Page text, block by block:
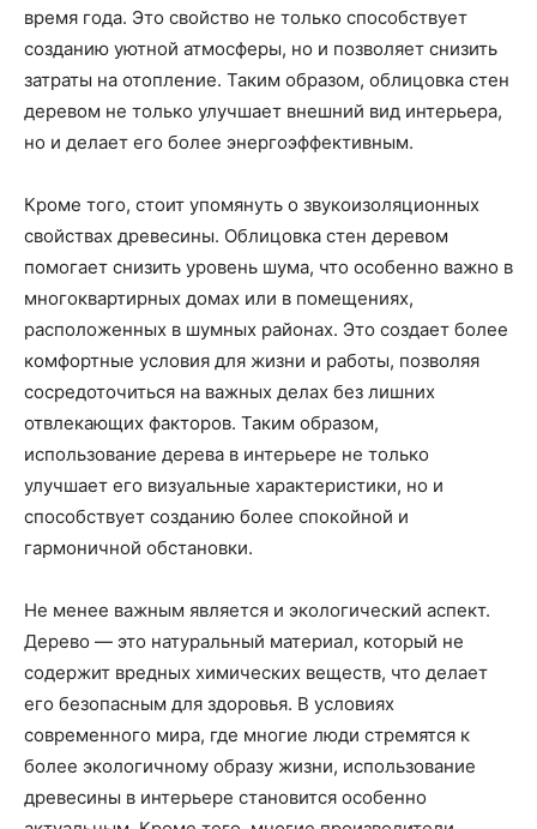
время года. Это свойство не только способствует
созданию уютной атмосферы, но и позволяет снизить
затраты на отопление. Таким образом, облицовка стен
деревом не только улучшает внешний вид интерьера,
но и делает его более энергоэффективным.
Кроме того, стоит упомянуть о звукоизоляционных
свойствах древесины. Облицовка стен деревом
помогает снизить уровень шума, что особенно важно в
многоквартирных домах или в помещениях,
расположенных в шумных районах. Это создает более
комфортные условия для жизни и работы, позволяя
сосредоточиться на важных делах без лишних
отвлекающих факторов. Таким образом,
использование дерева в интерьере не только
улучшает его визуальные характеристики, но и
способствует созданию более спокойной и
гармоничной обстановки.
Не менее важным является и экологический аспект.
Дерево — это натуральный материал, который не
содержит вредных химических веществ, что делает
его безопасным для здоровья. В условиях
современного мира, где многие люди стремятся к
более экологичному образу жизни, использование
древесины в интерьере становится особенно